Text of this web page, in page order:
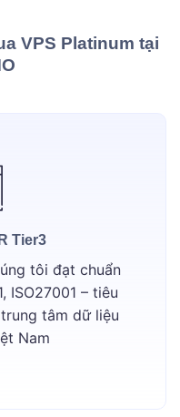
VPS Platinum tại
Tier3
tôi đạt chuẩn
ISO27001 – tiêu
tâm dữ liệu
Nam